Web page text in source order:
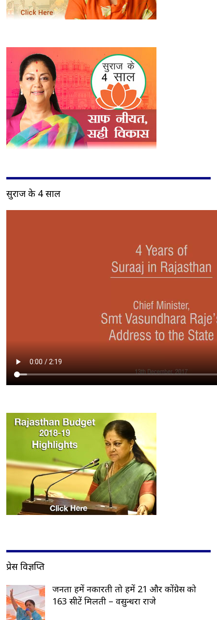
सुराज के 4 साल
प्रेस विज्ञप्ति
जनता हमें नकारती तो हमें 21 और कोंग्रेस को
163 सीटें मिलती – वसुन्धरा राजे